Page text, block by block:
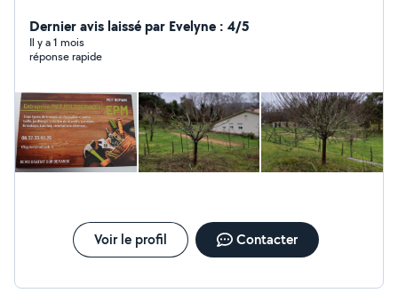
entretien, taille, tonte, élagage, créations de massifs,
de potagers et de poulailler... Création de clôture à
panneau rigide... Nettoyage Karcher divers. Tout type
peinture, montage meubles, ponçage, rénovation, pose
de cuisine, faïence... N'hésitez pas à me contacter pour
toute question. Devis gratuit sur demande.
Dernier avis laissé par Evelyne : 4/5
Il y a 1 mois
réponse rapide
Voir le profil Contacter